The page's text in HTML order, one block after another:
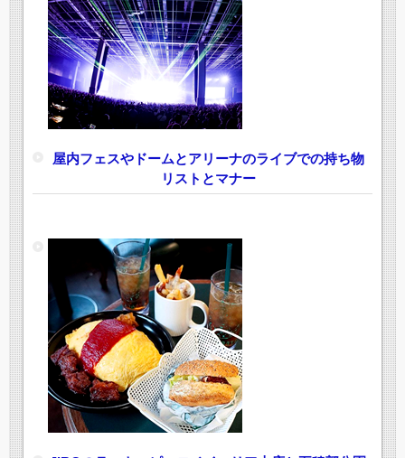
屋内フェスやドームとアリーナのライブでの持ち物
リストとマナー